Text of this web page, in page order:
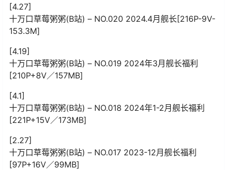
[4.27]
十万口草莓粥粥(B站) – NO.020 2024.4月舰长[216P-9V-
153.3M]
[4.19]
十万口草莓粥粥(B站) – NO.019 2024年3月舰长福利
[210P+8V／157MB]
[4.1]
十万口草莓粥粥(B站) – NO.018 2024年1-2月舰长福利
[221P+15V／173MB]
[2.27]
十万口草莓粥粥(B站) – NO.017 2023-12月舰长福利
[97P+16V／99MB]